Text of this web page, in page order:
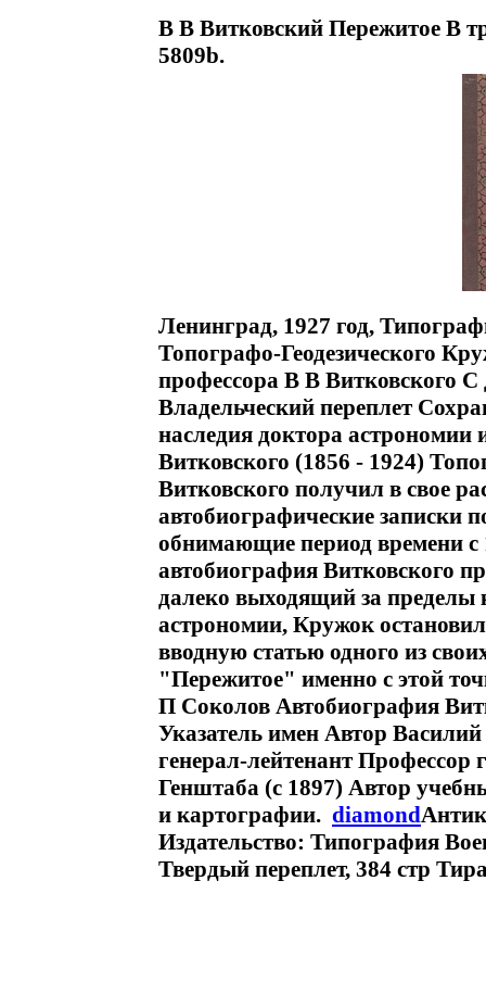
В В Витковский Пережитое В
5809b.
Ленинград, 1927 год,
Топографо-Геодезического
профессора В В Витковского С
Владельческий переплет
наследия доктора астрономии
Витковского (1856 - 1924)
Витковского получил в свое
автобиографические записки
обнимающие период времени с
автобиография Витковского
далеко выходящий за пределы
астрономии, Кружок
вводную статью одного из
"Пережитое" именно с этой
П Соколов Автобиография
Указатель имен Автор Василий
генерал-лейтенант Профессор
Генштаба (с 1897) Автор
и картографии. diamond
Издательство: Типография
Твердый переплет, 384 стр